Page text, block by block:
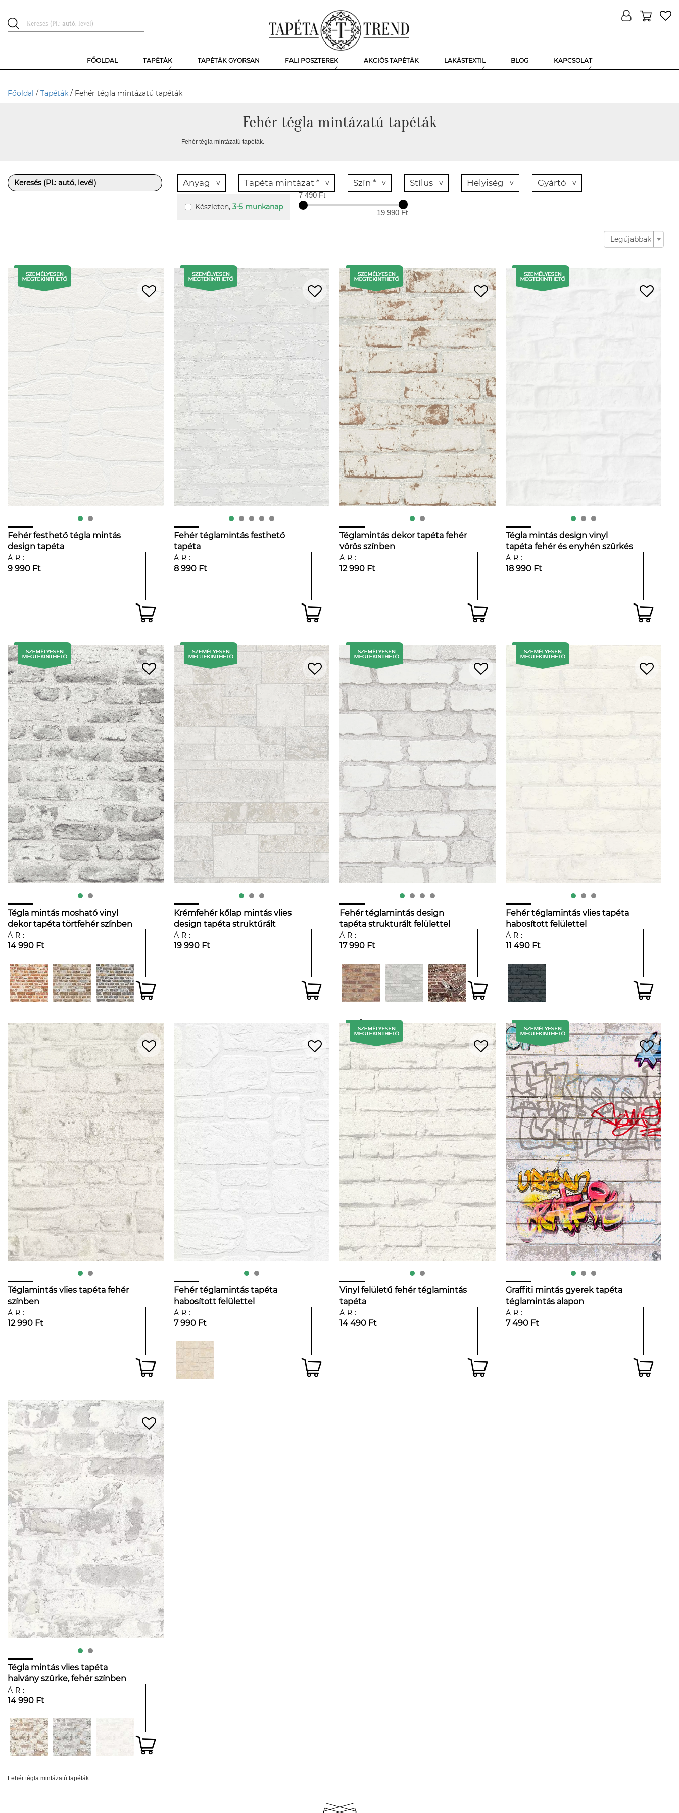
FŐOLDAL TAPÉTÁK TAPÉTÁK GYORSAN FALI POSZTEREK AKCIÓS TAPÉTÁK LAKÁSTEXTIL BLOG KAPCSOLAT
Főoldal / Tapéták / Fehér tégla mintázatú tapéták
Fehér tégla mintázatú tapéták
Fehér tégla mintázatú tapéták.
Anyag Tapéta mintázat * Szín * Stílus Helyiség Gyártó
Készleten, 3-5 munkanap
7 490 Ft
19 990 Ft
Legújabbak
Fehér festhető tégla mintás
design tapéta
ÁR:
9 990 Ft
Fehér téglamintás festhető
tapéta
ÁR:
8 990 Ft
Téglamintás dekor tapéta fehér
vörös színben
ÁR:
12 990 Ft
Tégla mintás design vinyl
tapéta fehér és enyhén szürkés
színben
ÁR:
18 990 Ft
Tégla mintás mosható vinyl
dekor tapéta törtfehér színben
ÁR:
14 990 Ft
Krémfehér kőlap mintás vlies
design tapéta struktúrált
felülettel
ÁR:
19 990 Ft
Fehér téglamintás design
tapéta strukturált felülettel
ÁR:
17 990 Ft
Fehér téglamintás vlies tapéta
habosított felülettel
ÁR:
11 490 Ft
Téglamintás vlies tapéta fehér
színben
ÁR:
12 990 Ft
Fehér téglamintás tapéta
habosított felülettel
ÁR:
7 990 Ft
Vinyl felületű fehér téglamintás
tapéta
ÁR:
14 490 Ft
Graffiti mintás gyerek tapéta
téglamintás alapon
ÁR:
7 490 Ft
Tégla mintás vlies tapéta
halvány szürke, fehér színben
ÁR:
14 990 Ft
Fehér tégla mintázatú tapéták.